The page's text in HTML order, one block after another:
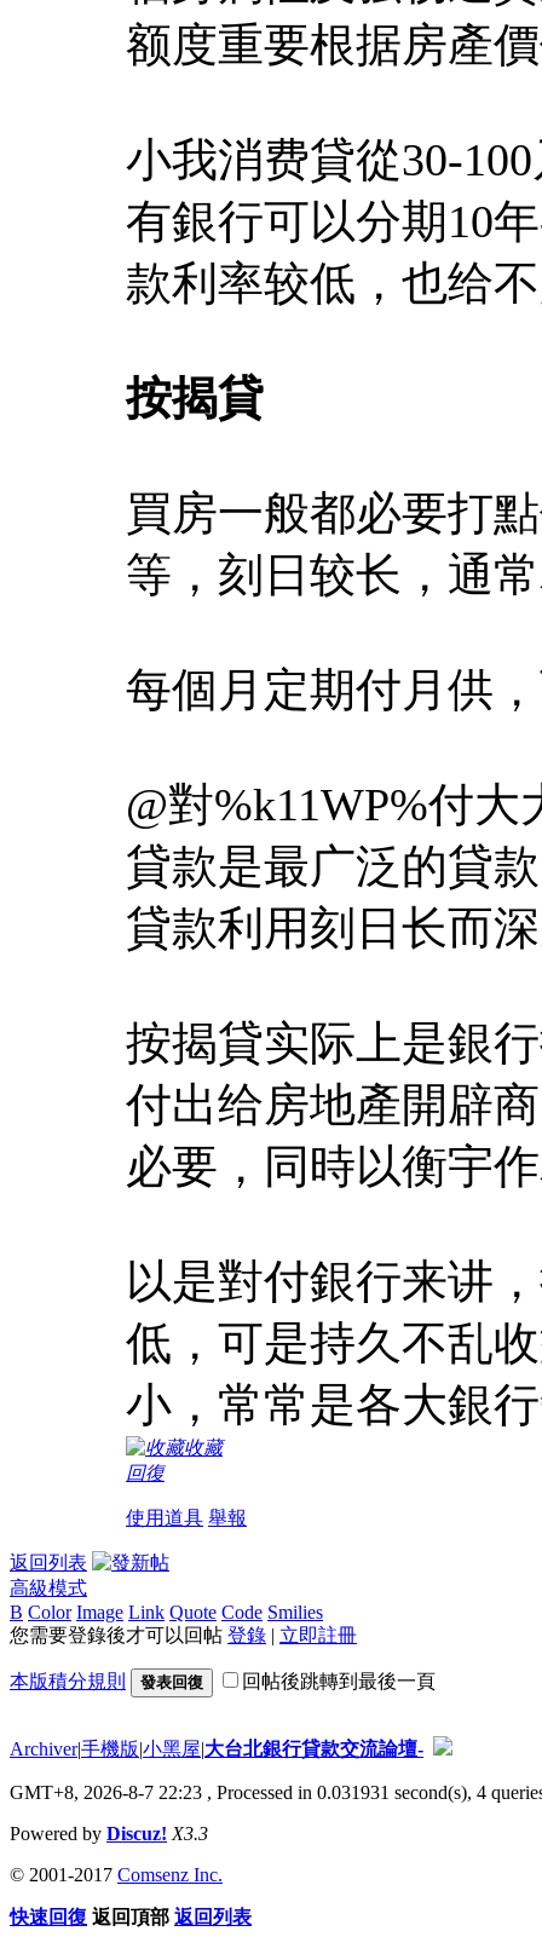
额度重要根据房產
小我消费貸從30-
有銀行可以分期10
款利率较低，也给
按揭貸
買房一般都必要打
等，刻日较长，通
每個月定期付月供
@對%k11WP%付
貸款是最广泛的貸
貸款利用刻日长而
按揭貸实际上是銀
付出给房地產開辟
必要，同時以衡宇
以是對付銀行来讲
低，可是持久不乱
小，常常是各大銀
收藏
回復
使用道具 舉報
返回列表
高級模式
B Color Image Link Quote Code Smilies
您需要登錄後才可以回帖 登錄 | 立即註冊
本版積分規則 發表回復 回帖後跳轉到最後一頁
Archiver|手機版|小黑屋|大台北銀行貸款交流論壇-
GMT+8, 2026-8-7 22:23 , Processed in 0.031931 second(s), 4
Powered by Discuz! X3.3
© 2001-2017 Comsenz Inc.
快速回復 返回頂部 返回列表